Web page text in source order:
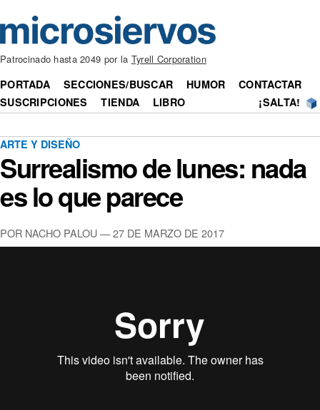
Patrocinado hasta 2049 por la Tyrell Corporation
PORTADA SECCIONES/BUSCAR HUMOR
CONTACTAR
SUSCRIPCIONES
TIENDA LIBRO ¡SALTA!
ARTE Y DISEÑO
Surrealismo de lunes: nada
es lo que parece
POR NACHO PALOU — 27 DE MARZO DE 2017